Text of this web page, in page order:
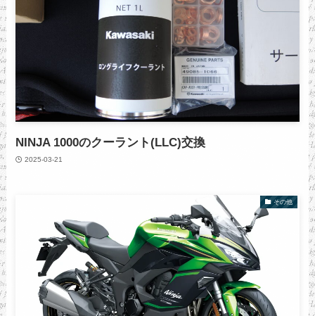
NINJA 1000のクーラント(LLC)交換
2025-03-21
その他